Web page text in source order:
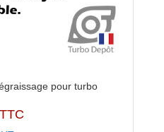
pour turbo